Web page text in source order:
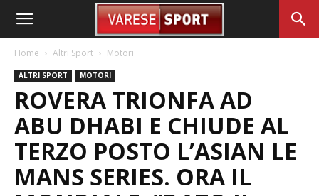
Home Altri Sport Motori
ALTRI SPORT MOTORI
ROVERA TRIONFA AD
ABU DHABI E CHIUDE AL
TERZO POSTO L’ASIAN LE
MANS SERIES. ORA IL